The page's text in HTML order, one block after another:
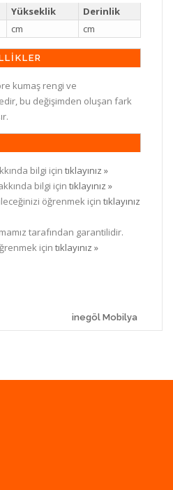
Yükseklik
Derinlik
cm cm
kumaş rengi ve
bu değişimden oluşan fark
bilgi için tıklayınız »
bilgi için tıklayınız »
öğrenmek için tıklayınız
tarafından garantilidir.
için tıklayınız »
inegöl Mobilya